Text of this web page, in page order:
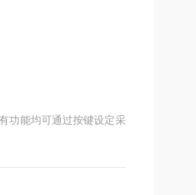
功能均可通过按键设定采